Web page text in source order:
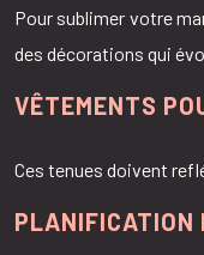
Pour sublimer votre
des décorations qui
VÊTEMENTS
Ces tenues doivent
PLANIFICATION